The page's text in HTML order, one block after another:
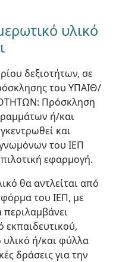
υλικό
δεξιοτήτων, σε
του ΥΠΑΙΘ/
Πρόσκληση
ή/και
και
του ΙΕΠ
εφαρμογή.
θα αντλείται από
του ΙΕΠ, με
εκπαιδευτικού,
υλικό ή/και φύλλα
δράσεις για την